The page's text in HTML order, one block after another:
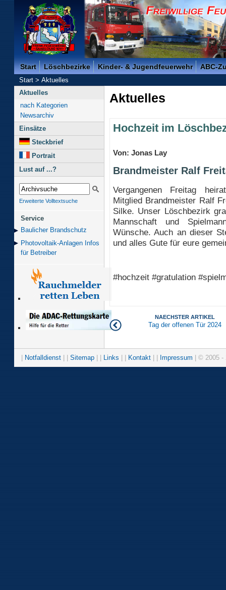
Freiwillige Feuerwehr der Kreisstadt Saarlouis -
Start Löschbezirke Kinder- & Jugendfeuerwehr ABC-
Start>Aktuelles
Aktuelles
nach Kategorien
Newsarchiv
Einsätze
Steckbrief
Portrait
Lust auf ...?
Erweiterte Volltextsuche
Service
Baulicher Brand­schutz
Photovoltaik-Anlagen Infos
für Betreiber
Aktuelles
Hochzeit im
Von: Jonas Lay
Brandmeister Ralf
Vergangenen Freitag
Mitglied Brandmeister Ralf
Silke. Unser Löschbezirk
Mannschaft und
Wünsche. Auch an dieser
und alles Gute für eure
#hochzeit #gratulation
NAECHSTER ARTIKEL
Tag der offenen Tür 2024
Notfalldienst Sitemap Links Kontakt Impressum | © 2005 -